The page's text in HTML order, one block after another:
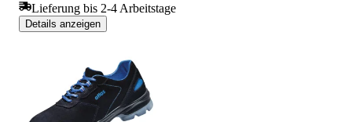
Lieferung bis 2-4 Arbeitstage
Details anzeigen